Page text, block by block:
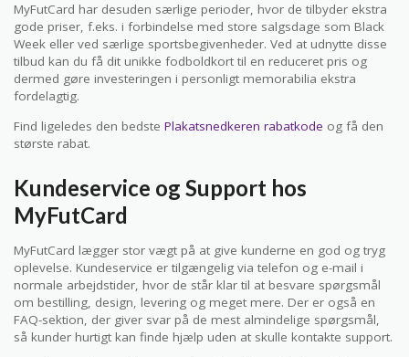
MyFutCard har desuden særlige perioder, hvor de tilbyder ekstra
gode priser, f.eks. i forbindelse med store salgsdage som Black
Week eller ved særlige sportsbegivenheder. Ved at udnytte disse
tilbud kan du få dit unikke fodboldkort til en reduceret pris og
dermed gøre investeringen i personligt memorabilia ekstra
fordelagtig.
Find ligeledes den bedste Plakatsnedkeren rabatkode og få den
største rabat.
Kundeservice og Support hos
MyFutCard
MyFutCard lægger stor vægt på at give kunderne en god og tryg
oplevelse. Kundeservice er tilgængelig via telefon og e-mail i
normale arbejdstider, hvor de står klar til at besvare spørgsmål
om bestilling, design, levering og meget mere. Der er også en
FAQ-sektion, der giver svar på de mest almindelige spørgsmål,
så kunder hurtigt kan finde hjælp uden at skulle kontakte support.